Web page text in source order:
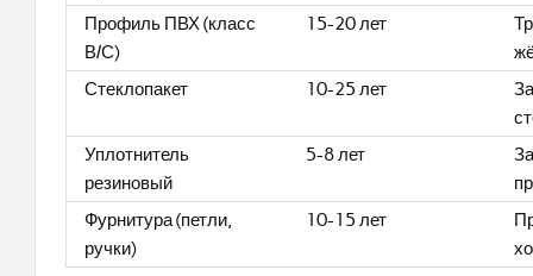
Профиль ПВХ (класс
В/С)
15-20 лет
Стеклопакет
10-25 лет
Уплотнитель
резиновый
5-8 лет
Фурнитура (петли,
ручки)
10-15 лет